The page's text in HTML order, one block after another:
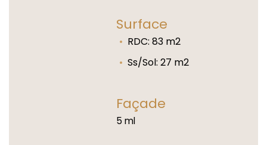
Surface
RDC: 83 m2
Ss/Sol: 27 m2
Façade
5 ml